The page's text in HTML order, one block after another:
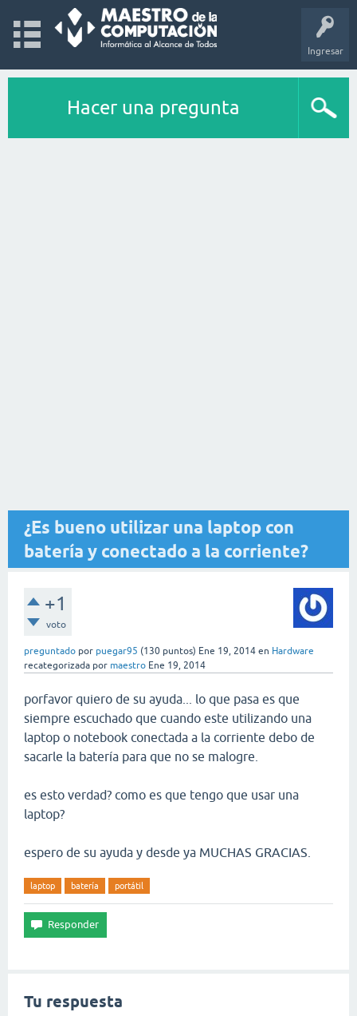
Ingresar
Hacer una pregunta
¿Es bueno utilizar una laptop con
batería y conectado a la corriente?
+1
voto
preguntado por puegar95 (130 puntos) Ene 19, 2014 en Hardware
recategorizada por maestro Ene 19, 2014
porfavor quiero de su ayuda... lo que pasa es que
siempre escuchado que cuando este utilizando una
laptop o notebook conectada a la corriente debo de
sacarle la batería para que no se malogre.
es esto verdad? como es que tengo que usar una
laptop?
espero de su ayuda y desde ya MUCHAS GRACIAS.
laptop batería portátil
Tu respuesta